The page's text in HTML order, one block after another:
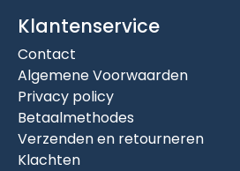
Klantenservice
Contact
Algemene Voorwaarden
Privacy policy
Betaalmethodes
Verzenden en retourneren
Klachten